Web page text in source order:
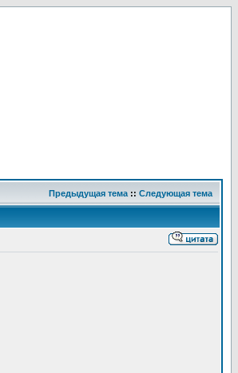
Предыдущая тема :: Следующая тема